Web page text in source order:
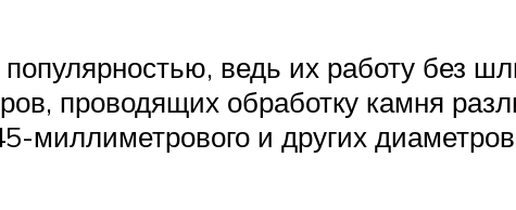
ведь их работу без
проводящих обработку камня
миллиметрового и других